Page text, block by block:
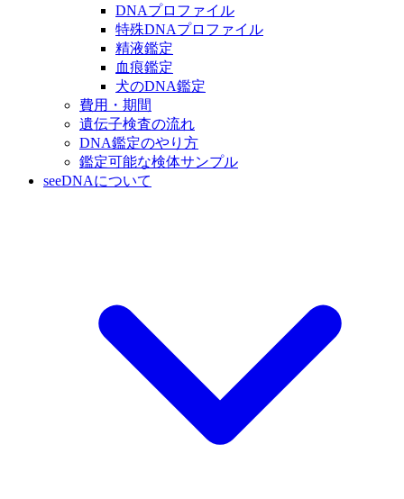
DNAプロファイル
特殊DNAプロファイル
精液鑑定
血痕鑑定
犬のDNA鑑定
費用・期間
遺伝子検査の流れ
DNA鑑定のやり方
鑑定可能な検体サンプル
seeDNAについて